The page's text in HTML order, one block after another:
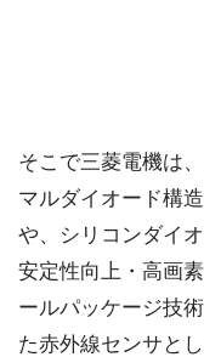
そこで三菱電機は
マルダイオード構
や、シリコンダイ
安定性向上・高画
ールパッケージ技
た赤外線センサと